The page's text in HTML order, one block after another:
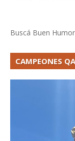
Buscá Buen
CAMPEONES